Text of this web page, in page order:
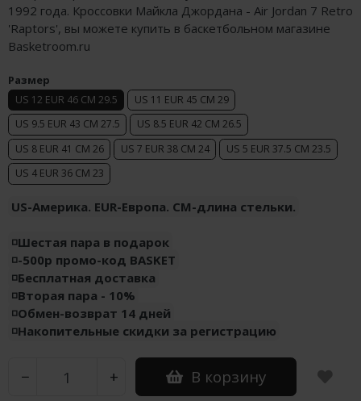
1992 года. Кроссовки Майкла Джордана - Air Jordan 7 Retro
'Raptors', вы можете купить в баскетбольном магазине
Basketroom.ru
Размер
US 12 EUR 46 CM 29.5
US 11 EUR 45 CM 29
US 9.5 EUR 43 CM 27.5
US 8.5 EUR 42 CM 26.5
US 8 EUR 41 CM 26
US 7 EUR 38 CM 24
US 5 EUR 37.5 CM 23.5
US 4 EUR 36 CM 23
US-Америка. EUR-Европа. CM-длина стельки.
◽️Шестая пара в подарок
◽️-500р промо-код BASKET
◽️Бесплатная доставка
◽️Вторая пара - 10%
◽️Обмен-возврат 14 дней
◽️Накопительные скидки за регистрацию
− + В корзину
Air Jordan 5
Air Jordan 6
Air Jordan 7
Air Jordan 10
Air Jordan 11
Air Jordan 12
Air Jordan 14
Air Jordan 15
Air Jordan 23
Nike Air Deldon
Nike Sabrina
Nike A’ja
Nike ST
Nike GT
Nike Ja
Nike LeBron
Nike Kyrie
Nike Freak